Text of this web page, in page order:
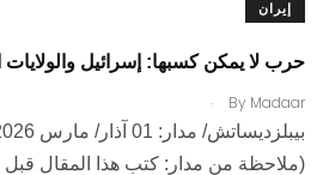
إيران
حرب لا يمكن كسبها: إسرائيل والولايات
By Madaar
.
(ملاحظة من مدار: كتب هذا المقال قبل